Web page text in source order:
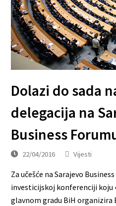
Dolazi do sada
delegacija na
Business
22/04/2016 Vijesti
Za učešće na Sarajevo
investicijskoj konferenciji koju
glavnom gradu BiH organizira